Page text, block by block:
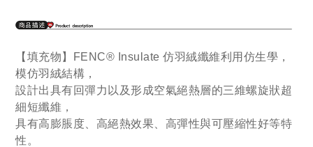
【填充物】FENC® Insulate 仿羽絨纖維利用仿生學，
模仿羽絨結構，
設計出具有回彈力以及形成空氣絕熱層的三維螺旋狀超
細短纖維，
具有高膨脹度、高絕熱效果、高彈性與可壓縮性好等特
性。